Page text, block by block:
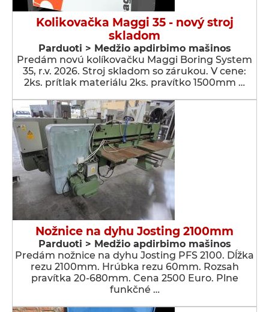
Kolikovačka Maggi 35 - nový stroj
skladom
Parduoti > Medžio apdirbimo mašinos
Predám novú kolíkovačku Maggi Boring System
35, r.v. 2026. Stroj skladom so zárukou. V cene:
2ks. prítlak materiálu 2ks. pravítko 1500mm …
Nožnice na dyhu Josting 2100mm
Parduoti > Medžio apdirbimo mašinos
Predám nožnice na dyhu Josting PFS 2100. Dĺžka
rezu 2100mm. Hrúbka rezu 60mm. Rozsah
pravítka 20-680mm. Cena 2500 Euro. Plne
funkčné …